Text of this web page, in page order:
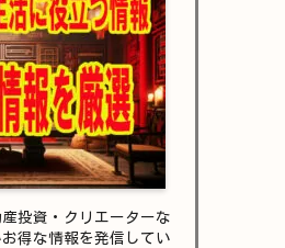
投資・クリエーターな
得な情報を発信してい